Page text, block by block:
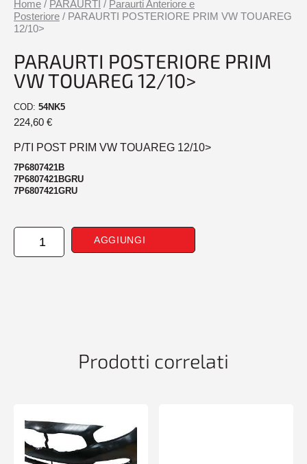
Home / PARAURTI / Paraurti Anteriore e
Posteriore / PARAURTI POSTERIORE PRIM VW TOUAREG
12/10>
PARAURTI POSTERIORE PRIM
VW TOUAREG 12/10>
COD: 54NK5
224,60 €
P/TI POST PRIM VW TOUAREG 12/10>
7P6807421B
7P6807421BGRU
7P6807421GRU
PARAURTI
POSTERIORE
AGGIUNGI
Prodotti correlati